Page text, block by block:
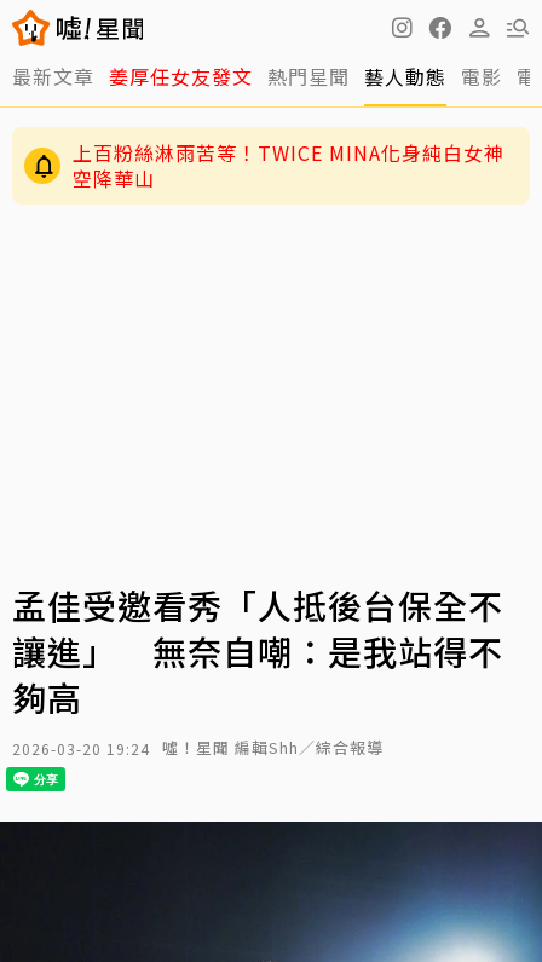
最新文章 姜厚任女友發文 熱門星聞 藝人動態 電影
上百粉絲淋雨苦等！TWICE MINA化身純白女神
空降華山
孟佳受邀看秀「人抵後台保全不
讓進」 無奈自嘲：是我站得不
夠高
2026-03-20 19:24 噓！星聞 編輯Shh／綜合報導